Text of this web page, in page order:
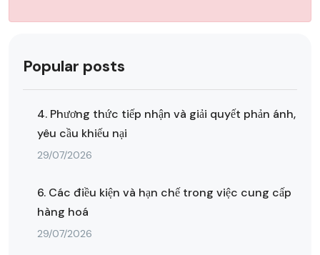
Popular posts
4. Phương thức tiếp nhận và giải quyết phản ánh,
yêu cầu khiếu nại
29/07/2026
6. Các điều kiện và hạn chế trong việc cung cấp
hàng hoá
29/07/2026